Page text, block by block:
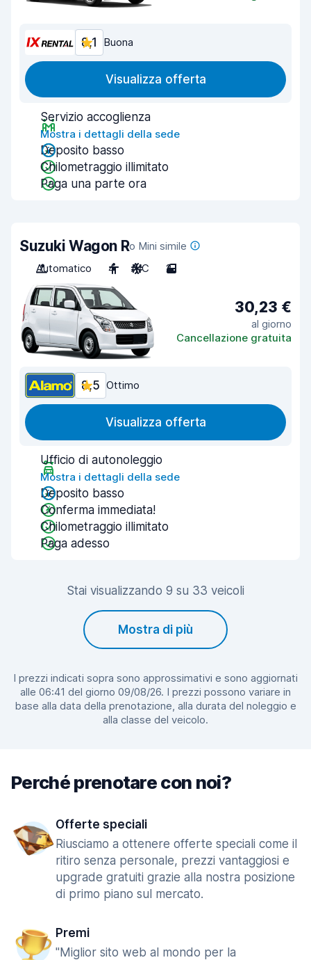
8,1 Buona
Visualizza offerta
Servizio accoglienza
Mostra i dettagli della sede
Deposito basso
Chilometraggio illimitato
Paga una parte ora
Suzuki Wagon Ro Mini simile
Automatico
4 A/C 2
30,23 €
al giorno
Cancellazione gratuita
8,5 Ottimo
Visualizza offerta
Ufficio di autonoleggio
Mostra i dettagli della sede
Deposito basso
Conferma immediata!
Chilometraggio illimitato
Paga adesso
Stai visualizzando 9 su 33 veicoli
Mostra di più
I prezzi indicati sopra sono approssimativi e sono aggiornati
alle 06:41 del giorno 09/08/26. I prezzi possono variare in
base alla data della prenotazione, alla durata del noleggio e
alla classe del veicolo.
Perché prenotare con noi?
Offerte speciali
Riusciamo a ottenere offerte speciali come il
ritiro senza personale, prezzi vantaggiosi e
upgrade gratuiti grazie alla nostra posizione
di primo piano sul mercato.
Premi
"Miglior sito web al mondo per la